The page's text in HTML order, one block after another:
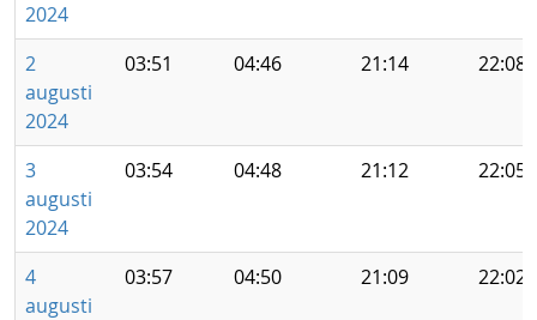
2024
2
augusti
2024
03:51 04:46 21:14 22:08
3
augusti
2024
03:54 04:48 21:12 22:05
4
augusti
03:57 04:50 21:09 22:02